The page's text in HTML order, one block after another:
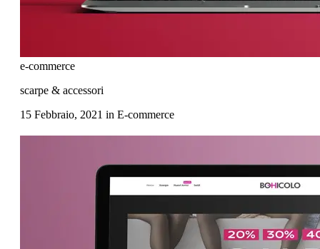
e-commerce
scarpe & accessori
15 Febbraio, 2021 in E-commerce